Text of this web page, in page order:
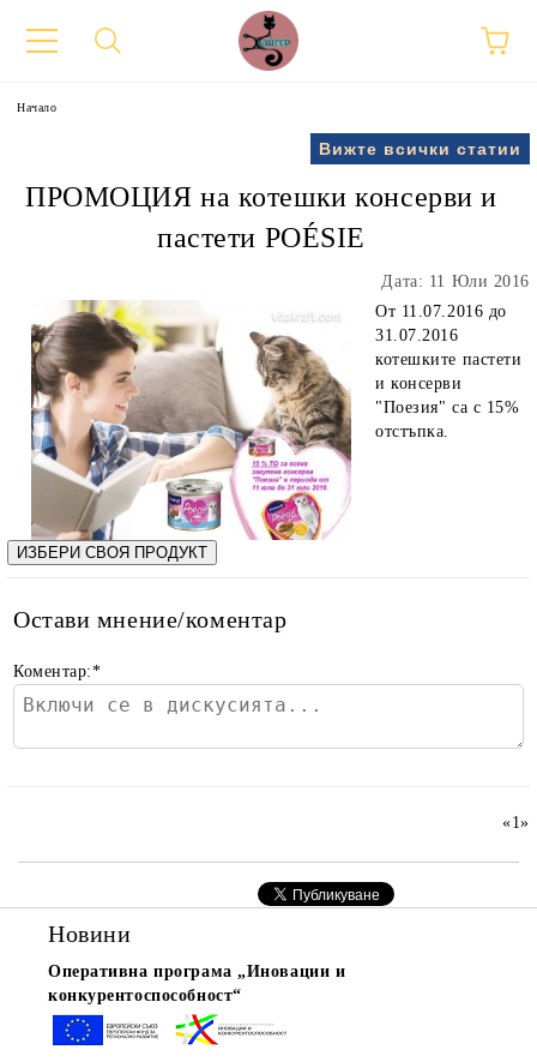
Начало
Вижте всички статии
ПРОМОЦИЯ на котешки консерви и
пастети POÉSIE
Дата: 11 Юли 2016
От 11.07.2016 до
31.07.2016
котешките пастети
и консерви
"Поезия" са с 15%
отстъпка.
ИЗБЕРИ СВОЯ ПРОДУКТ
Остави мнение/коментар
Коментар:*
«1»
Новини
Оперативна програма „Иновации и
конкурентоспособност“